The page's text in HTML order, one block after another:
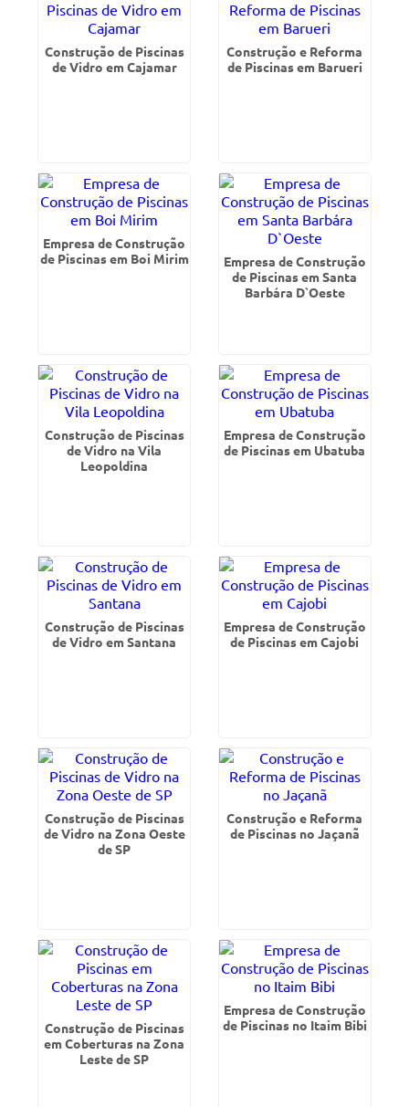
Construção de Piscinas
de Vidro em Cajamar
Construção e Reforma
de Piscinas em Barueri
Empresa de Construção
de Piscinas em Boi Mirim
Empresa de Construção
de Piscinas em Santa
Barbára D`Oeste
Construção de Piscinas
de Vidro na Vila
Leopoldina
Empresa de Construção
de Piscinas em Ubatuba
Construção de Piscinas
de Vidro em Santana
Empresa de Construção
de Piscinas em Cajobi
Construção de Piscinas
de Vidro na Zona Oeste
de SP
Construção e Reforma
de Piscinas no Jaçanã
Construção de Piscinas
em Coberturas na Zona
Leste de SP
Empresa de Construção
de Piscinas no Itaim Bibi